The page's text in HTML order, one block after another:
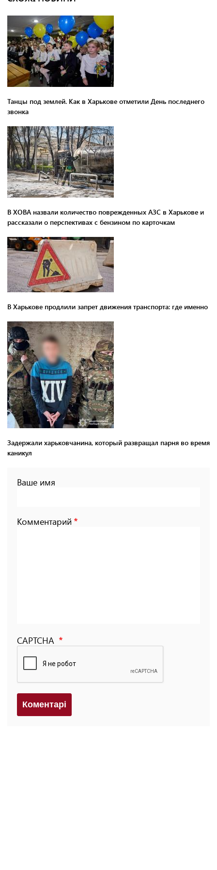
Танцы под землей. Как в Харькове отметили День последнего
звонка
В ХОВА назвали количество поврежденных АЗС в Харькове и
рассказали о перспективах с бензином по карточкам
В Харькове продлили запрет движения транспорта: где именно
Задержали харьковчанина, который развращал парня во время
каникул
Ваше имя
Комментарий
CAPTCHA
Коментарi